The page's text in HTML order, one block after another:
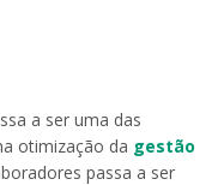
a ser uma das
otimização da gestão
passa a ser